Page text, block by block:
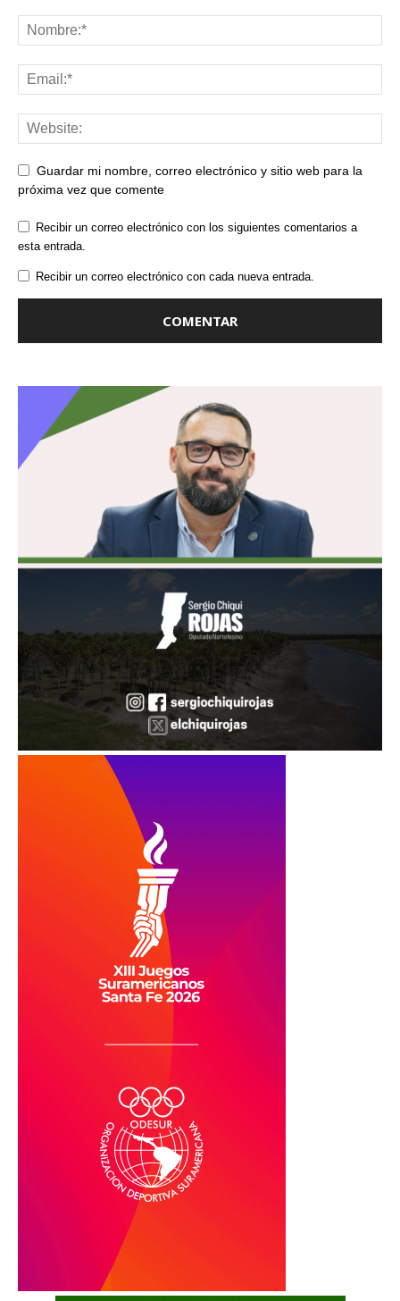
Guardar mi nombre, correo electrónico y sitio web para la
próxima vez que comente
Recibir un correo electrónico con los siguientes comentarios a
esta entrada.
Recibir un correo electrónico con cada nueva entrada.